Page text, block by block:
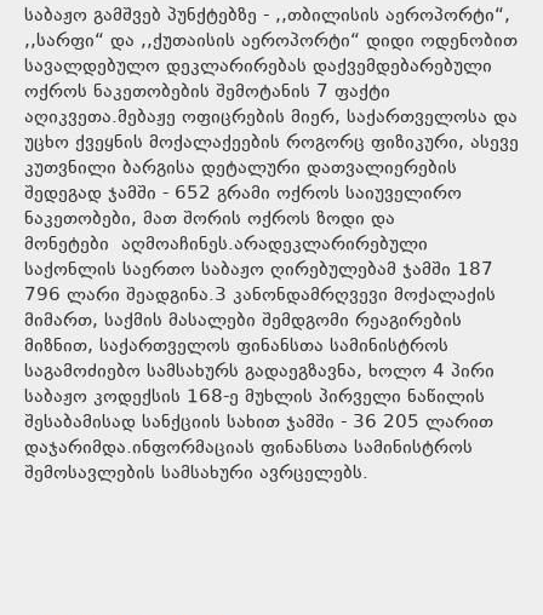
საბაჟო გამშვებ პუნქტებზე - ,,თბილისის აეროპორტი“,
,,სარფი“ და ,,ქუთაისის აეროპორტი“ დიდი ოდენობით
სავალდებულო დეკლარირებას დაქვემდებარებული
ოქროს ნაკეთობების შემოტანის 7 ფაქტი
აღიკვეთა.მებაჟე ოფიცრების მიერ, საქართველოსა და
უცხო ქვეყნის მოქალაქეების როგორც ფიზიკური, ასევე
კუთვნილი ბარგისა დეტალური დათვალიერების
შედეგად ჯამში - 652 გრამი ოქროს საიუველირო
ნაკეთობები, მათ შორის ოქროს ზოდი და
მონეტები აღმოაჩინეს.არადეკლარირებული
საქონლის საერთო საბაჟო ღირებულებამ ჯამში 187
796 ლარი შეადგინა.3 კანონდამრღვევი მოქალაქის
მიმართ, საქმის მასალები შემდგომი რეაგირების
მიზნით, საქართველოს ფინანსთა სამინისტროს
საგამოძიებო სამსახურს გადაეგზავნა, ხოლო 4 პირი
საბაჟო კოდექსის 168-ე მუხლის პირველი ნაწილის
შესაბამისად სანქციის სახით ჯამში - 36 205 ლარით
დაჯარიმდა.ინფორმაციას ფინანსთა სამინისტროს
შემოსავლების სამსახური ავრცელებს.